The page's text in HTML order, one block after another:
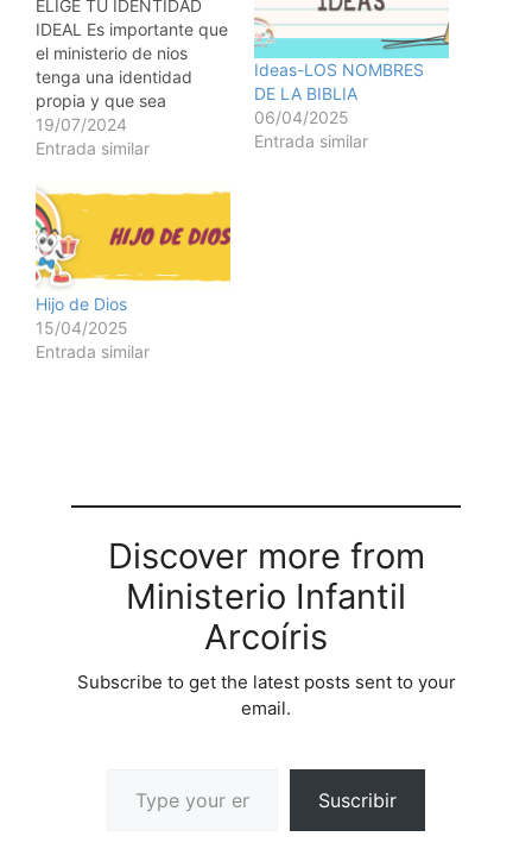
ELIGE TU IDENTIDAD
IDEAL Es importante que
el ministerio de nios
tenga una identidad
propia y que sea
atractiva. Dale un
nombre y logo nico que
nios pero que les de
confianza a los padres.
Busca personas de tu
equipo que puedan
ayudarte a desarrollar…
19/07/2024
Entrada similar
Ideas-LOS NOMBRES
DE LA BIBLIA
06/04/2025
Entrada similar
Hijo de Dios
15/04/2025
Entrada similar
Discover more from
Ministerio Infantil
Arcoíris
Subscribe to get the latest posts sent to your
email.
Suscribir